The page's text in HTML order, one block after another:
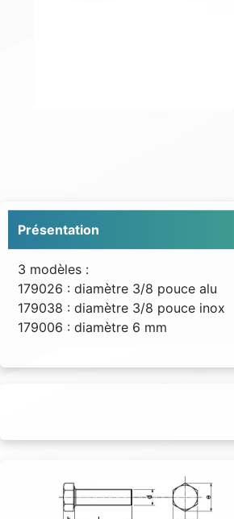
Présentation
3 modèles :
179026 : diamètre 3/8 pouce alu
179038 : diamètre 3/8 pouce inox
179006 : diamètre 6 mm